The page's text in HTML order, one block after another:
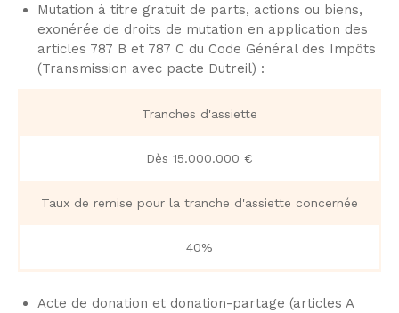
Mutation à titre gratuit de parts, actions ou biens,
exonérée de droits de mutation en application des
articles 787 B et 787 C du Code Général des Impôts
(Transmission avec pacte Dutreil) :
Tranches d'assiette
Dès 15.000.000 €​
Taux de remise pour la tranche d'assiette concernée
40%
Acte de donation et donation-partage (articles A